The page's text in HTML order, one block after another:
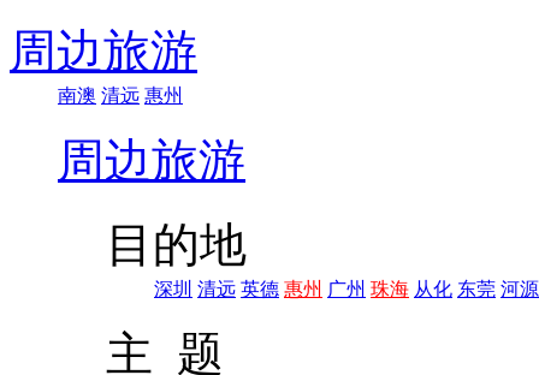
周边旅游
南澳 清远 惠州
周边旅游
目的地
深圳 清远 英德 惠州 广州 珠海 从化 东莞 河源
主 题